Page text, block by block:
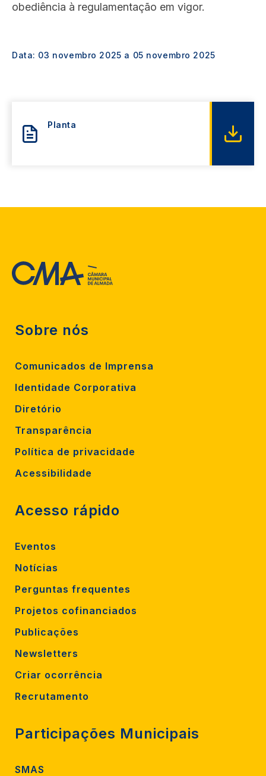
obediência à regulamentação em vigor.
Data: 03 novembro 2025 a 05 novembro 2025
Planta
Sobre nós
Comunicados de Imprensa
Identidade Corporativa
Diretório
Transparência
Política de privacidade
Acessibilidade
Acesso rápido
Eventos
Notícias
Perguntas frequentes
Projetos cofinanciados
Publicações
Newsletters
Criar ocorrência
Recrutamento
Participações Municipais
SMAS